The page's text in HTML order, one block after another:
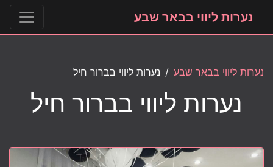
נערות ליווי בבאר שבע
נערות ליווי בבאר שבע נערות ליווי בברור חיל
נערות ליווי בברור חיל